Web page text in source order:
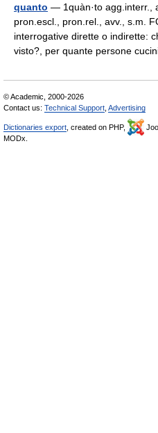
quanto — 1quàn·to agg.interr.,
pron.escl., pron.rel., avv., s.m.
interrogative dirette o indirette:
visto?, per quante persone
© Academic, 2000-2026
Contact us: Technical Support Advertising
Dictionaries export , created on PHP,
MODx.